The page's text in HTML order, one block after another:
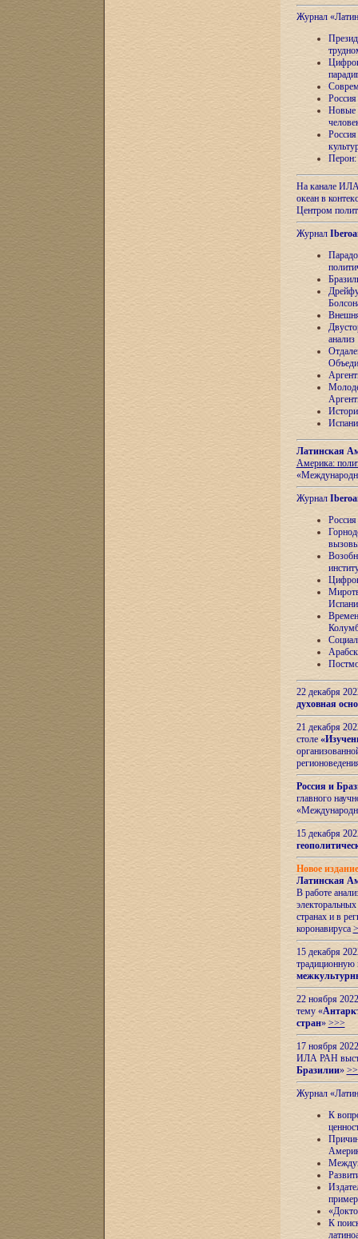
Журнал
Новые
Перон:
На канале
океан в
Центром
Журнал
анализ
Латинская
Америка:
Журнал
22 декабря
духовная
21 декабря
столе
Россия и
главного
15 декабря
Новое
Латинская
В работе
странах и в
коронавируса
15 декабря
22 ноября
тему «
стран» >>>
17 ноября
ИЛА РАН
Бразилии»
Журнал
К
К